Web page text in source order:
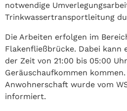
notwendige
Trinkwassertransportleitung
Die Arbeiten erfolgen im
Flakenfließbrücke. Dabei kann
der Zeit von 21:00 bis 05:00
Geräuschaufkommen
Anwohnerschaft wurde vom
informiert.